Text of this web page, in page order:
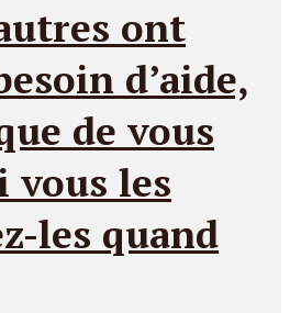
ont
d’aide,
de vous
vous les
les quand